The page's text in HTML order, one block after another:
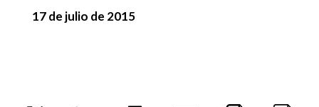
17 de julio de 2015